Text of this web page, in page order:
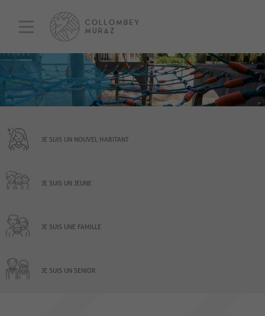
JE SUIS UN NOUVEL HABITANT
JE SUIS UN JEUNE
JE SUIS UNE FAMILLE
JE SUIS UN SENIOR